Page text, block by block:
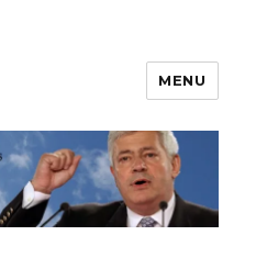
Gollnisch
MENU